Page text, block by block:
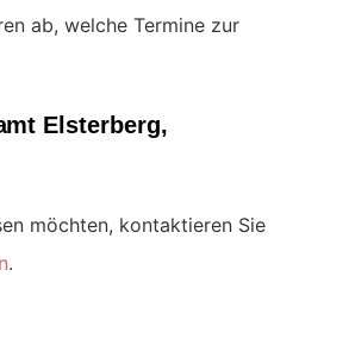
ab, welche Termine zur
Elsterberg,
möchten, kontaktieren Sie
.